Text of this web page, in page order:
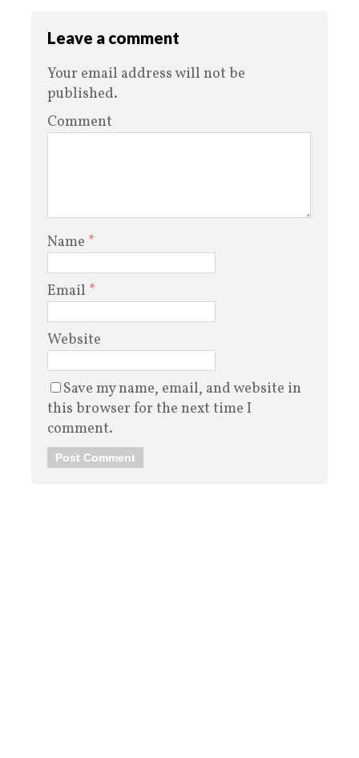
Leave a comment
Your email address will not be
published.
Comment
Name *
Email *
Website
Save my name, email, and website in
this browser for the next time I
comment.